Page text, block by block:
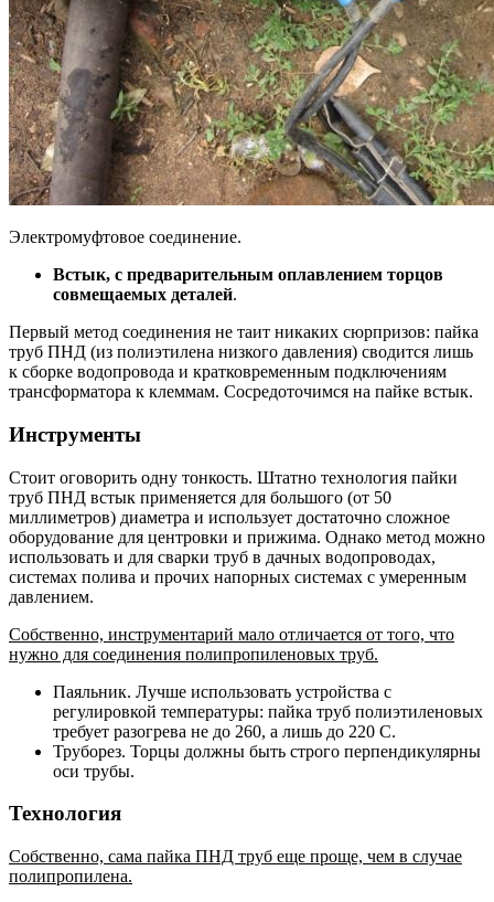
Электромуфтовое соединение.
Встык, с предварительным оплавлением торцов
совмещаемых деталей.
Первый метод соединения не таит никаких сюрпризов: пайка
труб ПНД (из полиэтилена низкого давления) сводится лишь
к сборке водопровода и кратковременным подключениям
трансформатора к клеммам. Сосредоточимся на пайке встык.
Инструменты
Стоит оговорить одну тонкость. Штатно технология пайки
труб ПНД встык применяется для большого (от 50
миллиметров) диаметра и использует достаточно сложное
оборудование для центровки и прижима. Однако метод можно
использовать и для сварки труб в дачных водопроводах,
системах полива и прочих напорных системах с умеренным
давлением.
Собственно, инструментарий мало отличается от того, что
нужно для соединения полипропиленовых труб.
Паяльник. Лучше использовать устройства с
регулировкой температуры: пайка труб полиэтиленовых
требует разогрева не до 260, а лишь до 220 С.
Труборез. Торцы должны быть строго перпендикулярны
оси трубы.
Технология
Собственно, сама пайка ПНД труб еще проще, чем в случае
полипропилена.